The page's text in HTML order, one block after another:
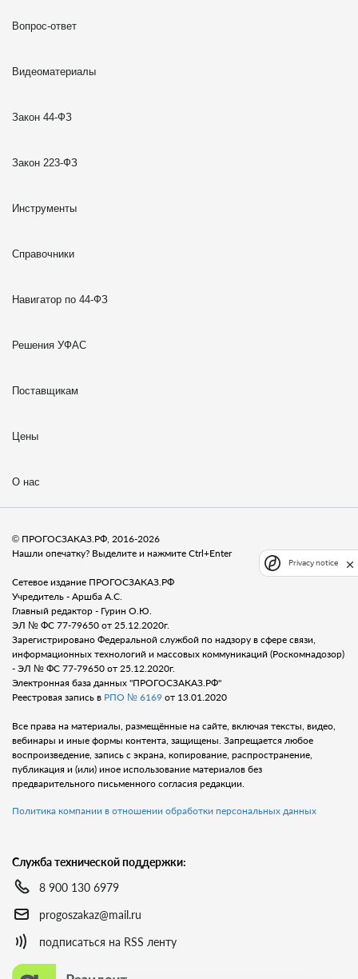
Вопрос-ответ
Видеоматериалы
Закон 44-ФЗ
Закон 223-ФЗ
Инструменты
Справочники
Навигатор по 44-ФЗ
Решения УФАС
Поставщикам
Цены
О нас
© ПРОГОСЗАКАЗ.РФ, 2016-2026
Нашли опечатку? Выделите и нажмите Ctrl+Enter
Сетевое издание ПРОГОСЗАКАЗ.РФ
Учредитель - Аршба А.С.
Главный редактор - Гурин О.Ю.
ЭЛ № ФС 77-79650 от 25.12.2020г.
Зарегистрировано Федеральной службой по надзору в сфере связи,
информационных технологий и массовых коммуникаций (Роскомнадозор)
- ЭЛ № ФС 77-79650 от 25.12.2020г.
Электронная база данных "ПРОГОСЗАКАЗ.РФ"
Реестровая запись в РПО № 6169 от 13.01.2020
Все права на материалы, размещённые на сайте, включая тексты, видео,
вебинары и иные формы контента, защищены. Запрещается любое
воспроизведение, запись с экрана, копирование, распространение,
публикация и (или) иное использование материалов без
предварительного письменного согласия редакции.
Политика компании в отношении обработки персональных данных
Служба технической поддержки:
8 900 130 6979
progoszakaz@mail.ru
подписаться на RSS ленту
Privacy notice